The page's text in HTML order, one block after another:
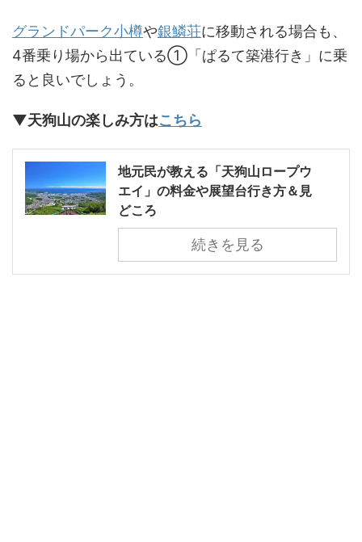
グランドパーク小樽や銀鱗荘に移動される場合も、
4番乗り場から出ている①「ぱるて築港行き」に乗
ると良いでしょう。
▼天狗山の楽しみ方はこちら
地元民が教える「天狗山ロープウ
エイ」の料金や展望台行き方＆見
どころ
続きを見る